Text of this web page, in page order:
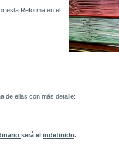
esta Reforma en el
de ellas con más detalle:
será el indefinido.